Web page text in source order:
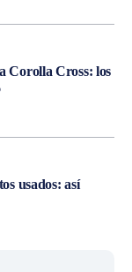
Corolla Cross: los
usados: así